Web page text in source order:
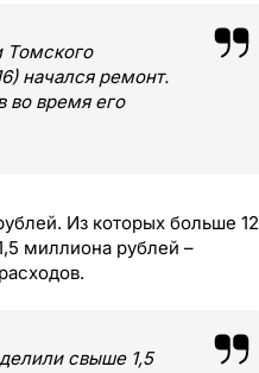
Томского
начался ремонт.
во время его
Из которых больше 12
миллиона рублей –
свыше 1,5